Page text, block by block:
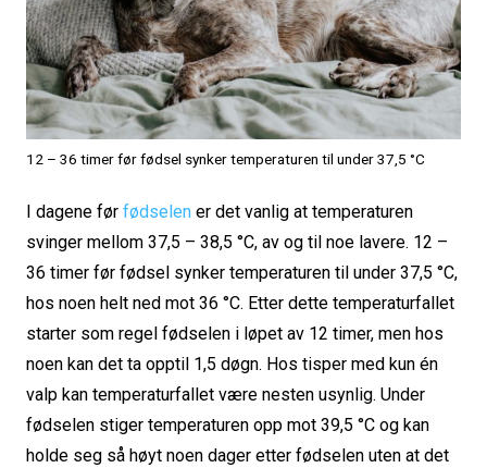
12 – 36 timer før fødsel synker temperaturen til under 37,5 °C
I dagene før fødselen er det vanlig at temperaturen
svinger mellom 37,5 – 38,5 °C, av og til noe lavere. 12 –
36 timer før fødsel synker temperaturen til under 37,5 °C,
hos noen helt ned mot 36 °C. Etter dette temperaturfallet
starter som regel fødselen i løpet av 12 timer, men hos
noen kan det ta opptil 1,5 døgn. Hos tisper med kun én
valp kan temperaturfallet være nesten usynlig. Under
fødselen stiger temperaturen opp mot 39,5 °C og kan
holde seg så høyt noen dager etter fødselen uten at det